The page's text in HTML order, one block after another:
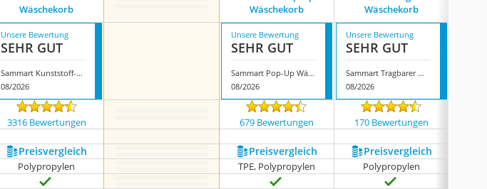
Wäschekorb
Wäschekorb
Wäschekorb
Unsere Bewertung
SEHR GUT
Sammart Kunststoff-Wäschekorb
08/2026
Unsere Bewertung
SEHR GUT
Sammart Pop-Up Wäschekorb
08/2026
Unsere Bewertung
SEHR GUT
Sammart Tragbarer Wäschekorb
08/2026
3316 Bewertungen 679 Bewertungen 170 Bewertungen
Preis­vergleich Preis­vergleich Preis­vergleich
Polypropylen TPE, Polypropylen Polypropylen